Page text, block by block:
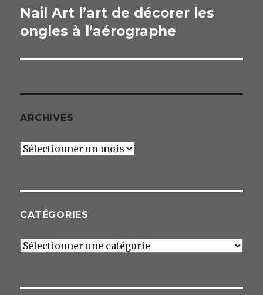
Publication
suivante :
Nail Art l’art de décorer les
ongles à l’aérographe
ARCHIVES
Archives
CATÉGORIES
Catégories